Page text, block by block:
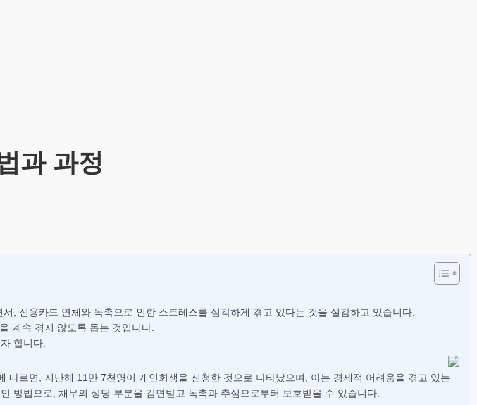
과 과정
, 신용카드 연체와 독촉으로 인한 스트레스를 심각하게 겪고 있다는 것을 실감하고 있습니다.
계속 겪지 않도록 돕는 것입니다.
합니다.
르면, 지난해 11만 7천명이 개인회생을 신청한 것으로 나타났으며, 이는 경제적 어려움을 겪고 있는
방법으로, 채무의 상당 부분을 감면받고 독촉과 추심으로부터 보호받을 수 있습니다.